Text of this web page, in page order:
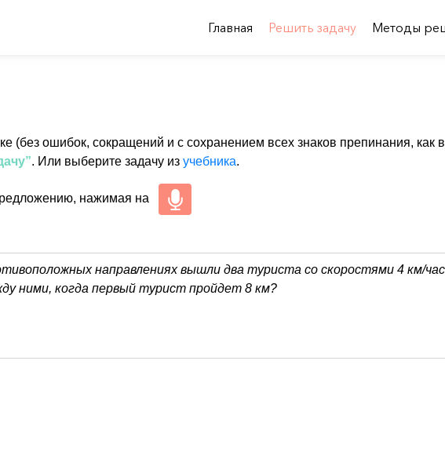
Главная Решить задачу Методы
(без ошибок, сокращений и с сохранением всех знаков препинания, как в
. Или выберите задачу из учебника.
нажимая на